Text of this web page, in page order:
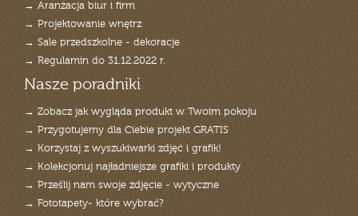
→ Aranżacja biur i firm
→ Projektowanie wnętrz
→ Sale przedszkolne - dekoracje
→ Regulamin do 31.12.2022 r.
Nasze poradniki
→ Zobacz jak wygląda produkt w Twoim pokoju
→ Przygotujemy dla Ciebie projekt GRATIS
→ Korzystaj z wyszukiwarki zdjęć i grafik!
→ Kolekcjonuj najładniejsze grafiki i produkty
→ Prześlij nam swoje zdjęcie - wytyczne
→ Fototapety- które wybrać?